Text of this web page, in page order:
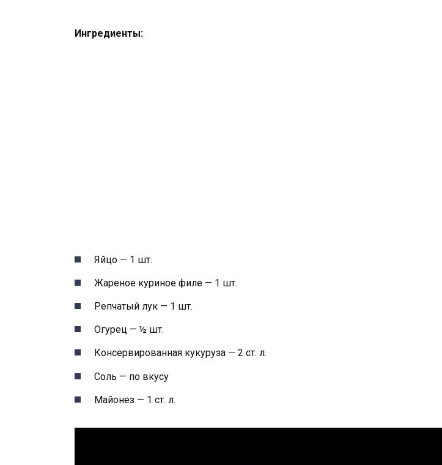
Ингредиенты:
Яйцо — 1 шт.
Жареное куриное филе — 1 шт.
Репчатый лук — 1 шт.
Огурец — ½ шт.
Консервированная кукуруза — 2 ст. л.
Соль — по вкусу
Майонез — 1 ст. л.